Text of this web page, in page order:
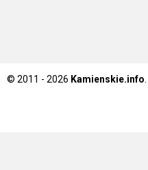
© 2011 - 2026 Kamienskie.info